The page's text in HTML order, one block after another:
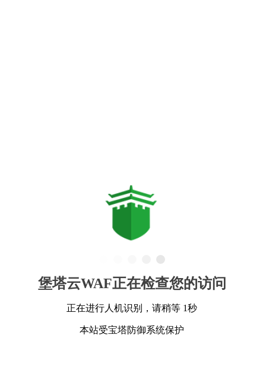
堡塔云WAF正在检查您的访问
正在进行人机识别，请稍等 1秒
本站受宝塔防御系统保护